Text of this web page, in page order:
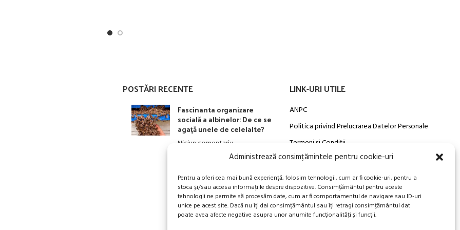
Administrează consimțămintele pentru cookie-uri
Pentru a oferi cea mai bună experiență, folosim tehnologii, cum ar fi cookie-uri, pentru a
stoca și/sau accesa informațiile despre dispozitive. Consimțământul pentru aceste
tehnologii ne permite să procesăm date, cum ar fi comportamentul de navigare sau ID-uri
unice pe acest site. Dacă nu îți dai consimțământul sau îți retragi consimțământul dat
poate avea afecte negative asupra unor anumite funcționalități și funcții.
POSTĂRI RECENTE
Fascinanta organizare
socială a albinelor: De ce se
agață unele de celelalte?
Niciun comentariu
LINK-URI UTILE
ANPC
Politica privind Prelucrarea Datelor Personale​
Termeni și Condiții
Transport, Rambursari si Retururi